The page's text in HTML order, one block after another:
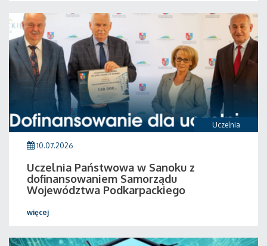
Uczelnia
10.07.2026
Uczelnia Państwowa w Sanoku z
dofinansowaniem Samorządu
Województwa Podkarpackiego
więcej